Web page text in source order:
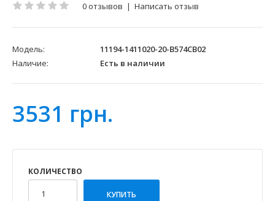
0 отзывов | Написать отзыв
Модель:
11194-1411020-20-B574CB02
Наличие:
Есть в наличии
3531 грн.
КОЛИЧЕСТВО